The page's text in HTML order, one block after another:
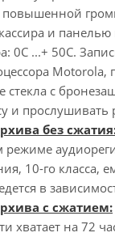
и
0С ...+ 50С.
Motorola,
стекла с
и
без
10-го класса,
в
с сжатием:
хватает на 72